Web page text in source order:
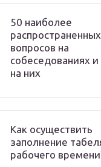
50 наиболее
распространенных
вопросов на
собеседованиях
на них
Как осуществить
заполнение
рабочего